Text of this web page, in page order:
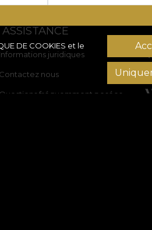
DE COOKIES et le
ASSISTANCE
Informations juridiques
Contactez nous
Questions fréquemment posées